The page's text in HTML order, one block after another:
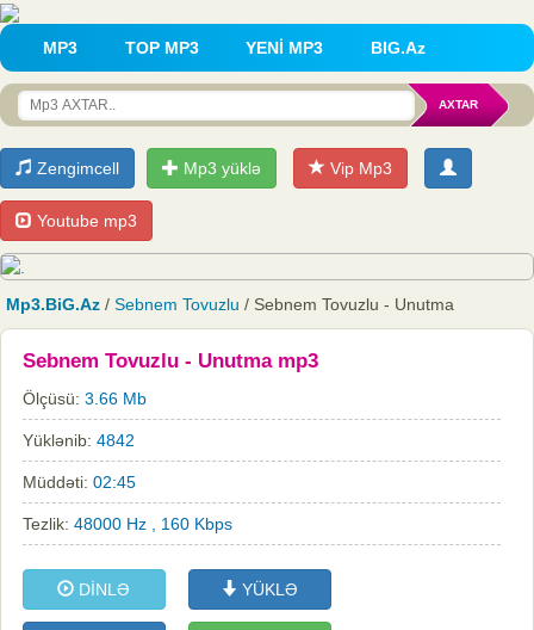
MP3 TOP MP3 YENİ MP3 BIG.Az
Zengimcell Mp3 yüklə Vip Mp3
Youtube mp3
Mp3.BiG.Az / Sebnem Tovuzlu / Sebnem Tovuzlu - Unutma
Sebnem Tovuzlu - Unutma mp3
Ölçüsü: 3.66 Mb
Yüklənib: 4842
Müddəti: 02:45
Tezlik: 48000 Hz , 160 Kbps
DİNLƏ YÜKLƏ